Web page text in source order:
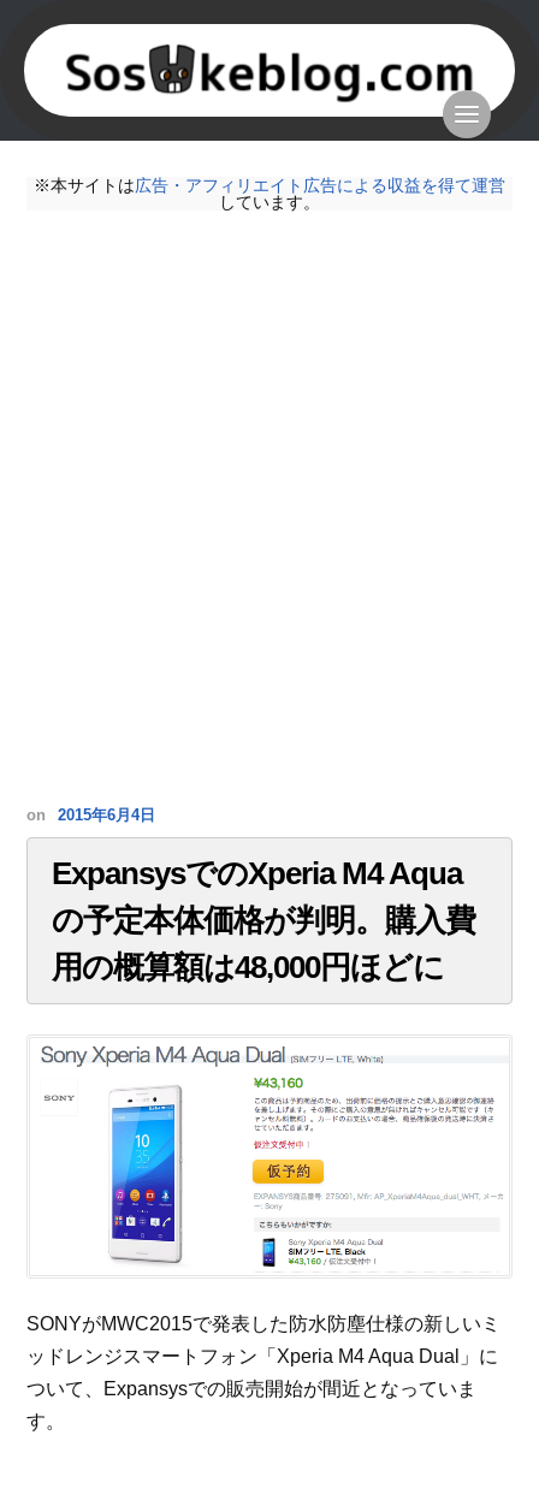
※本サイトは広告・アフィリエイト広告による収益を得て運営
しています。
on 2015年6月4日
ExpansysでのXperia M4 Aqua
の予定本体価格が判明。購入費
用の概算額は48,000円ほどに
SONYがMWC2015で発表した防水防塵仕様の新しいミ
ッドレンジスマートフォン「Xperia M4 Aqua Dual」に
ついて、Expansysでの販売開始が間近となっていま
す。